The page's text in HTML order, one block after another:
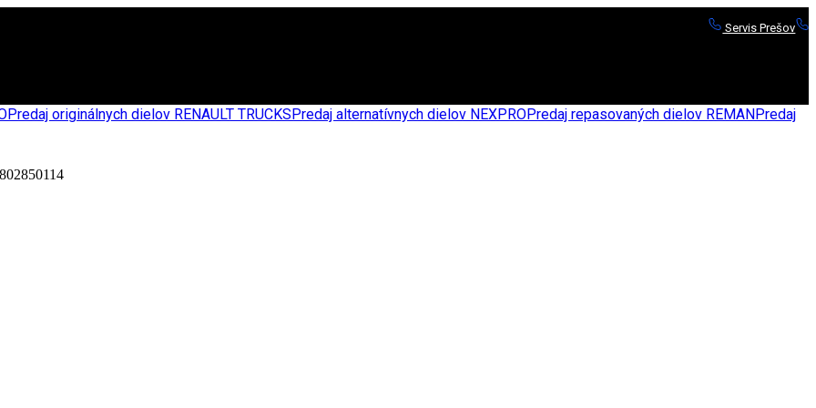
Servis Prešov
Predaj originálnych dielov RENAULT TRUCKSPredaj alternatívnych dielov NEXPROPredaj repasovaných dielov REMANPredaj